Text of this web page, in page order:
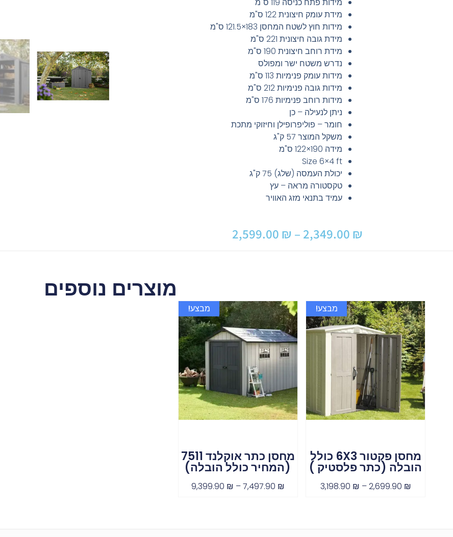
מידת עומק חיצונית122 ס"מ
מידות חוץ לשטח המחסן 183×121.5 ס"מ
מידת גובה חיצונית 221 ס"מ
מידת רוחב חיצונית 190 ס"מ
נדרש משטח ישר ומפולס
מידות עומק פנימיות 113 ס"מ
מידות גובה פנימיות212 ס"מ
מידות רוחב פנימיות 176 ס"מ
ניתן לנעילה –כן
חומר – פוליפרופילן וחיזוקי מתכת
משקל המוצר 57 ק"ג
מידה 190×122 ס"מ
Size 6×4 ft
יכולת העמסה (שלג) 75 ק"ג
טקסטורה מראה – עץ
עמיד בתנאי מזג האוויר
2,349.00 ₪
–
2,599.00 ₪
מוצרים נוספים
מבצע!
מחסן פקטור 6X3 כולל
הובלה (כתר פלסטיק )
2,699.90 ₪
–
3,198.90 ₪
מבצע!
מחסן כתר אוקלנד 7511
(המחיר כולל הובלה)
7,497.90 ₪
–
9,399.90 ₪